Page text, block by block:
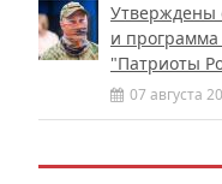
Утверждены
и
"Патриоты
07 августа